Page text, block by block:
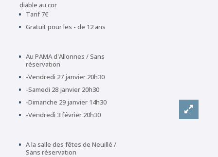
diable au cor
Tarif 7€
Gratuit pour les - de 12 ans
Au PAMA d'Allonnes / Sans
réservation
-Vendredi 27 janvier 20h30
-Samedi 28 janvier 20h30
-Dimanche 29 janvier 14h30
-Vendredi 3 février 20h30
A la salle des fêtes de Neuillé /
Sans réservation